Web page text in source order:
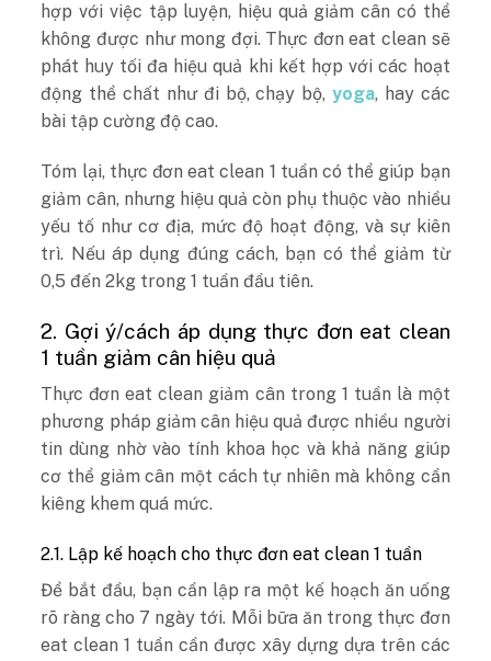
hợp với việc tập luyện, hiệu quả giảm cân có thể
không được như mong đợi. Thực đơn eat clean sẽ
phát huy tối đa hiệu quả khi kết hợp với các hoạt
động thể chất như đi bộ, chạy bộ, yoga, hay các
bài tập cường độ cao.
Tóm lại, thực đơn eat clean 1 tuần có thể giúp bạn
giảm cân, nhưng hiệu quả còn phụ thuộc vào nhiều
yếu tố như cơ địa, mức độ hoạt động, và sự kiên
trì. Nếu áp dụng đúng cách, bạn có thể giảm từ
0,5 đến 2kg trong 1 tuần đầu tiên.
2. Gợi ý/cách áp dụng thực đơn eat clean
1 tuần giảm cân hiệu quả
Thực đơn eat clean giảm cân trong 1 tuần là một
phương pháp giảm cân hiệu quả được nhiều người
tin dùng nhờ vào tính khoa học và khả năng giúp
cơ thể giảm cân một cách tự nhiên mà không cần
kiêng khem quá mức.
2.1. Lập kế hoạch cho thực đơn eat clean 1 tuần
Để bắt đầu, bạn cần lập ra một kế hoạch ăn uống
rõ ràng cho 7 ngày tới. Mỗi bữa ăn trong thực đơn
eat clean 1 tuần cần được xây dựng dựa trên các